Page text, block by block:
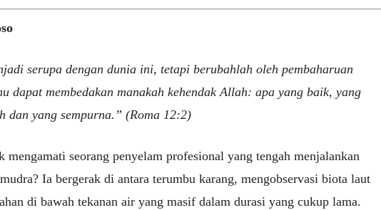
serupa dengan dunia ini, tetapi berubahlah oleh pembaharuan
dapat membedakan manakah kehendak Allah: apa yang baik, yang
dan yang sempurna.” (Roma 12:2)
mengamati seorang penyelam profesional yang tengah menjalankan
Ia bergerak di antara terumbu karang, mengobservasi biota laut
di bawah tekanan air yang masif dalam durasi yang cukup lama.